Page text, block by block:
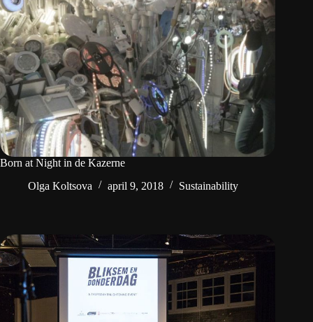
Born at Night in de Kazerne
Olga Koltsova
april 9, 2018 Sustainability